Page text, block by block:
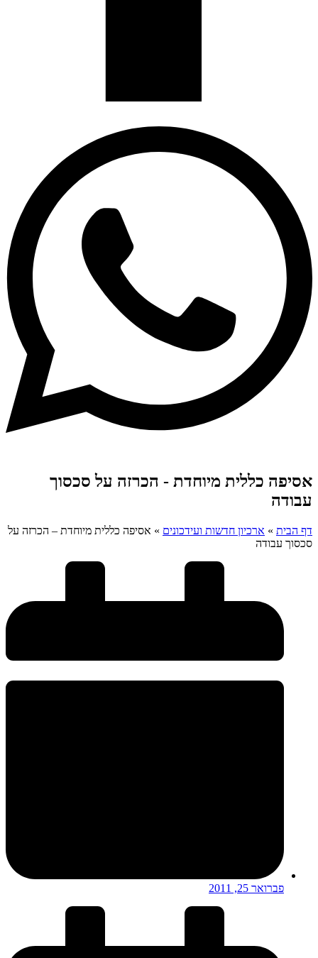
אסיפה כללית מיוחדת - הכרזה על סכסוך
עבודה
דף הבית » ארכיון חדשות ועידכונים » אסיפה כללית מיוחדת – הכרזה על
סכסוך עבודה
פברואר 25, 2011